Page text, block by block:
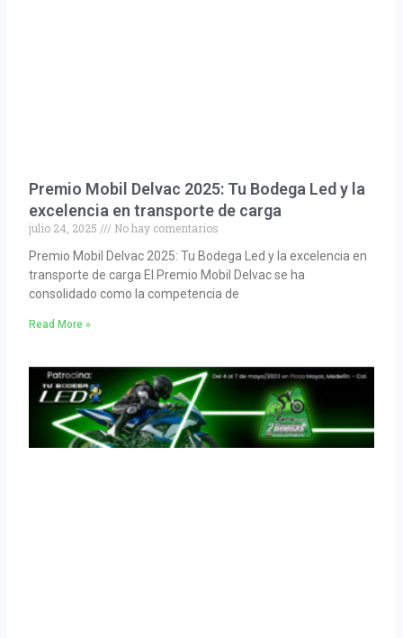
Premio Mobil Delvac 2025: Tu Bodega Led y la
excelencia en transporte de carga
julio 24, 2025
No hay comentarios
Premio Mobil Delvac 2025: Tu Bodega Led y la excelencia en
transporte de carga El Premio Mobil Delvac se ha
consolidado como la competencia de
Read More »